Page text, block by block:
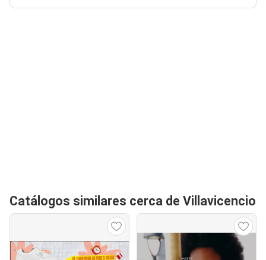
Catálogos similares cerca de Villavicencio